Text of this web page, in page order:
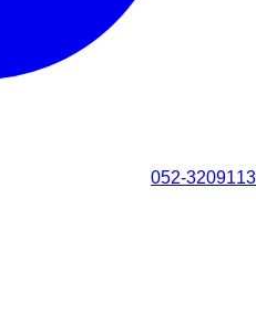
052-3209113